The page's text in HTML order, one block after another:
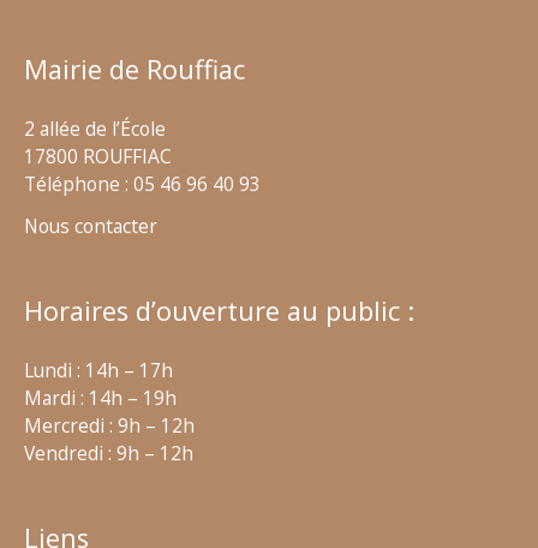
Mairie de Rouffiac
2 allée de l’École
17800 ROUFFIAC
Téléphone : 05 46 96 40 93
Nous contacter
Horaires d’ouverture au public :
Lundi : 14h – 17h
Mardi : 14h – 19h
Mercredi : 9h – 12h
Vendredi : 9h – 12h
Liens